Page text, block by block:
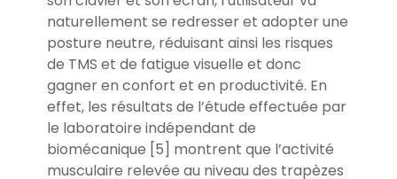
naturellement se redresser et adopter une
posture neutre, réduisant ainsi les risques
de TMS et de fatigue visuelle et donc
gagner en confort et en productivité. En
effet, les résultats de l’étude effectuée par
le laboratoire indépendant de
biomécanique [5] montrent que l’activité
musculaire relevée au niveau des trapèzes